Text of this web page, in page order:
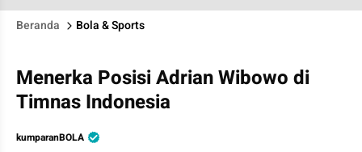
Beranda Bola & Sports
Menerka Posisi Adrian Wibowo di
Timnas Indonesia
kumparanBOLA